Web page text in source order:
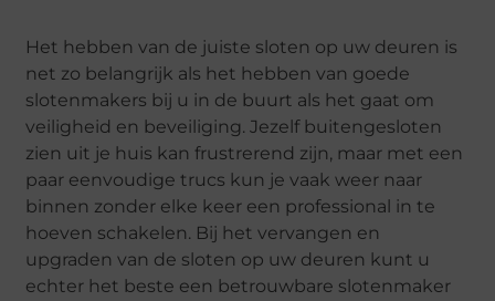
Het hebben van de juiste sloten op uw deuren is
net zo belangrijk als het hebben van goede
slotenmakers bij u in de buurt als het gaat om
veiligheid en beveiliging. Jezelf buitengesloten
zien uit je huis kan frustrerend zijn, maar met een
paar eenvoudige trucs kun je vaak weer naar
binnen zonder elke keer een professional in te
hoeven schakelen. Bij het vervangen en
upgraden van de sloten op uw deuren kunt u
echter het beste een betrouwbare slotenmaker